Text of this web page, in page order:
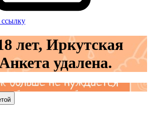
лет, Иркутская
удалена.